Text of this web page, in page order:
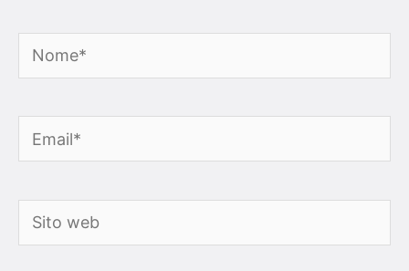
Nome*
Email*
Sito
web